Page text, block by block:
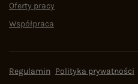
Oferty pracy
Współpraca
Regulamin Polityka prywatności